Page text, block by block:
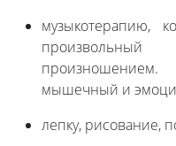
музыкотерапию,
мышечный и
лепку, рисование,